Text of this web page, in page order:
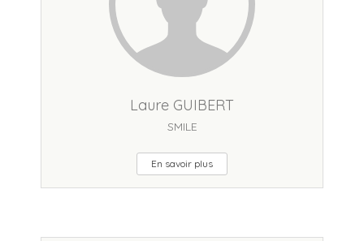
Laure GUIBERT
SMILE
En savoir plus